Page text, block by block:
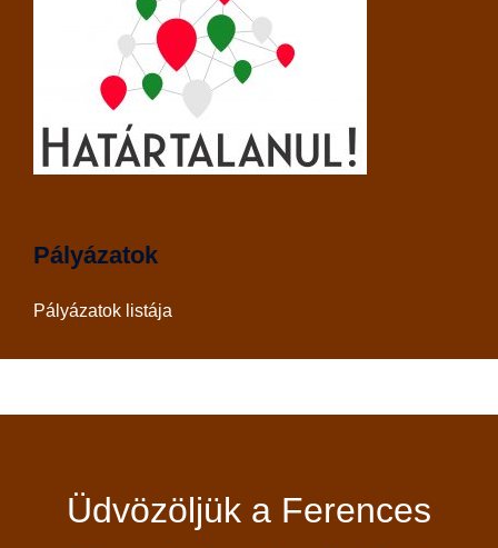
Pályázatok
Pályázatok listája
Üdvözöljük a Ferences